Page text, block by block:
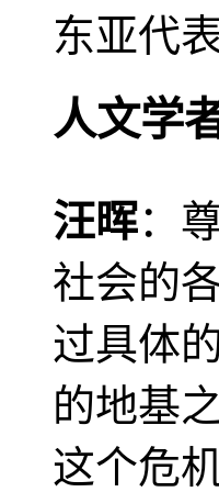
东亚代
人文学
汪晖：
社会的
过具体
的地基
这个危